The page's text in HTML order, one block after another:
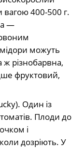
400-500 г.
—
можуть
ж різнобарвна,
фруктовий,
Один із
Плоди до
і
дозріють. У